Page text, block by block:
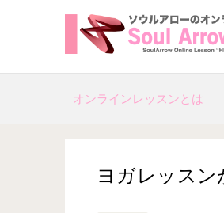
オンラインレッスンとは
ヨガレッスン